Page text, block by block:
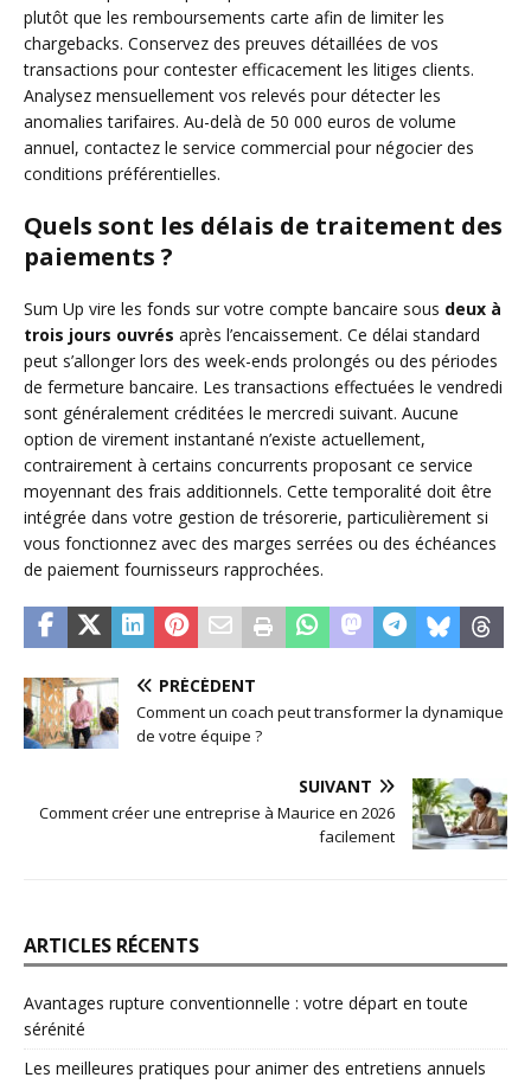
plutôt que les remboursements carte afin de limiter les
chargebacks. Conservez des preuves détaillées de vos
transactions pour contester efficacement les litiges clients.
Analysez mensuellement vos relevés pour détecter les
anomalies tarifaires. Au-delà de 50 000 euros de volume
annuel, contactez le service commercial pour négocier des
conditions préférentielles.
Quels sont les délais de traitement des
paiements ?
Sum Up vire les fonds sur votre compte bancaire sous deux à
trois jours ouvrés après l’encaissement. Ce délai standard
peut s’allonger lors des week-ends prolongés ou des périodes
de fermeture bancaire. Les transactions effectuées le vendredi
sont généralement créditées le mercredi suivant. Aucune
option de virement instantané n’existe actuellement,
contrairement à certains concurrents proposant ce service
moyennant des frais additionnels. Cette temporalité doit être
intégrée dans votre gestion de trésorerie, particulièrement si
vous fonctionnez avec des marges serrées ou des échéances
de paiement fournisseurs rapprochées.
PRÉCÉDENT
Comment un coach peut transformer la dynamique
de votre équipe ?
SUIVANT
Comment créer une entreprise à Maurice en 2026
facilement
ARTICLES RÉCENTS
Avantages rupture conventionnelle : votre départ en toute
sérénité
Les meilleures pratiques pour animer des entretiens annuels